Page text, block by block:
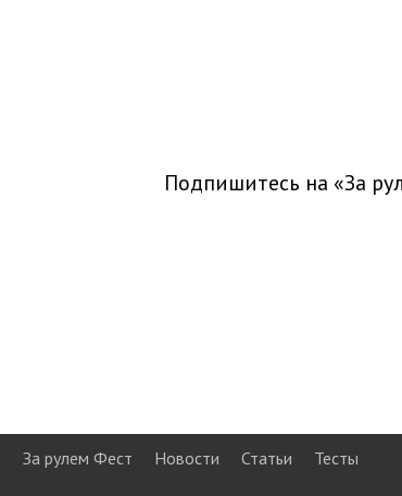
Подпишитесь на «За
За рулем Фест Новости Статьи Тесты